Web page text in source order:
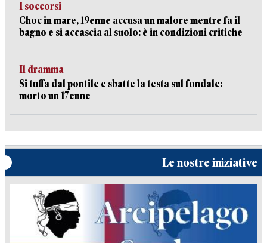
I soccorsi
Choc in mare, 19enne accusa un malore mentre fa il
bagno e si accascia al suolo: è in condizioni critiche
Il dramma
Si tuffa dal pontile e sbatte la testa sul fondale:
morto un 17enne
Le nostre iniziative